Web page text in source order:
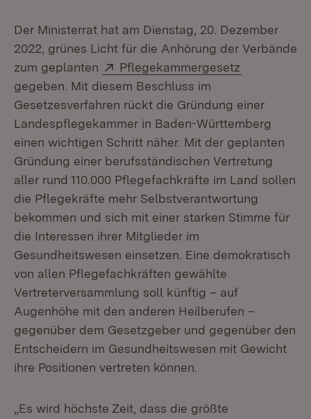
Der Ministerrat hat am Dienstag, 20. Dezember
2022, grünes Licht für die Anhörung der Verbände
zum geplanten
Extern:
Pflegekammergesetz
gegeben. Mit diesem Beschluss im
Gesetzesverfahren rückt die Gründung einer
Landespflegekammer in Baden-Württemberg
einen wichtigen Schritt näher. Mit der geplanten
Gründung einer berufsständischen Vertretung
aller rund 110.000 Pflegefachkräfte im Land sollen
die Pflegekräfte mehr Selbstverantwortung
bekommen und sich mit einer starken Stimme für
die Interessen ihrer Mitglieder im
Gesundheitswesen einsetzen. Eine demokratisch
von allen Pflegefachkräften gewählte
Vertreterversammlung soll künftig – auf
Augenhöhe mit den anderen Heilberufen –
gegenüber dem Gesetzgeber und gegenüber den
Entscheidern im Gesundheitswesen mit Gewicht
ihre Positionen vertreten können.
„Es wird höchste Zeit, dass die größte